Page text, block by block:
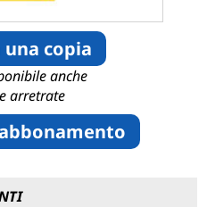
copia
anche
arretrate